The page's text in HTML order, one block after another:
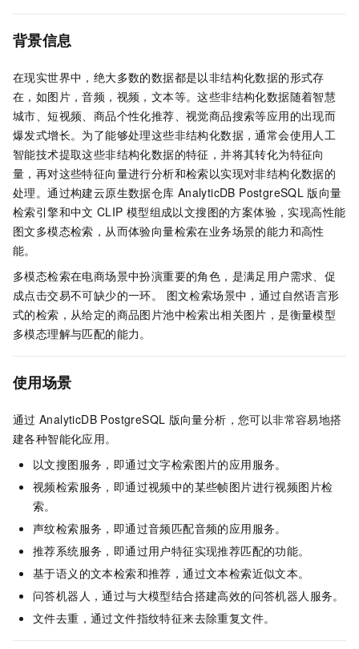
背景信息
在现实世界中，绝大多数的数据都是以非结构化数据的形式存
在，如图片，音频，视频，文本等。这些非结构化数据随着智慧
城市、短视频、商品个性化推荐、视觉商品搜索等应用的出现而
爆发式增长。为了能够处理这些非结构化数据，通常会使用人工
智能技术提取这些非结构化数据的特征，并将其转化为特征向
量，再对这些特征向量进行分析和检索以实现对非结构化数据的
处理。通过构建云原生数据仓库 AnalyticDB PostgreSQL 版向量
检索引擎和中文 CLIP 模型组成以文搜图的方案体验，实现高性能
图文多模态检索，从而体验向量检索在业务场景的能力和高性
能。
多模态检索在电商场景中扮演重要的角色，是满足用户需求、促
成点击交易不可缺少的一环。 图文检索场景中，通过自然语言形
式的检索，从给定的商品图片池中检索出相关图片，是衡量模型
多模态理解与匹配的能力。
使用场景
通过 AnalyticDB PostgreSQL 版向量分析，您可以非常容易地搭
建各种智能化应用。
以文搜图服务，即通过文字检索图片的应用服务。
视频检索服务，即通过视频中的某些帧图片进行视频图片检
索。
声纹检索服务，即通过音频匹配音频的应用服务。
推荐系统服务，即通过用户特征实现推荐匹配的功能。
基于语义的文本检索和推荐，通过文本检索近似文本。
问答机器人，通过与大模型结合搭建高效的问答机器人服务。
文件去重，通过文件指纹特征来去除重复文件。